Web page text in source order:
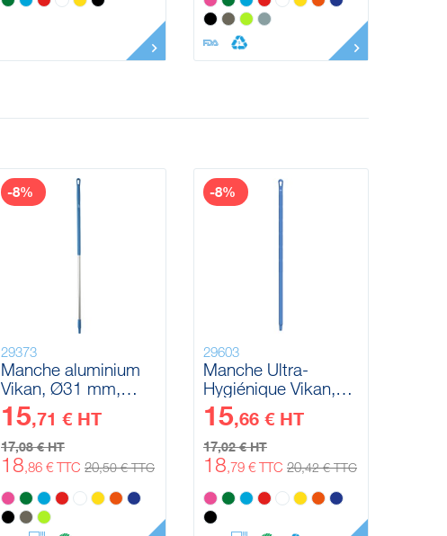
29373
Manche aluminium
Vikan, Ø31 mm,
1510 mm
15,71 € HT
17,08 € HT
18,86 € TTC 20,50 € TTC
-8%
29603
Manche Ultra-
Hygiénique Vikan,
Ø32 mm, 1300 mm
15,66 € HT
17,02 € HT
18,79 € TTC 20,42 € TTC
-8%